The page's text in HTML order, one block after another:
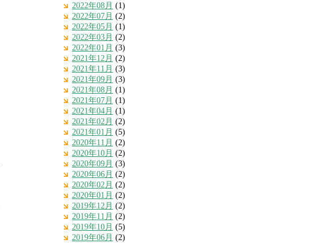
2022年08月 (1)
2022年07月 (2)
2022年05月 (1)
2022年03月 (2)
2022年01月 (3)
2021年12月 (2)
2021年11月 (3)
2021年09月 (3)
2021年08月 (1)
2021年07月 (1)
2021年04月 (1)
2021年02月 (2)
2021年01月 (5)
2020年11月 (2)
2020年10月 (2)
2020年09月 (3)
2020年06月 (2)
2020年02月 (2)
2020年01月 (2)
2019年12月 (2)
2019年11月 (2)
2019年10月 (5)
2019年06月 (2)